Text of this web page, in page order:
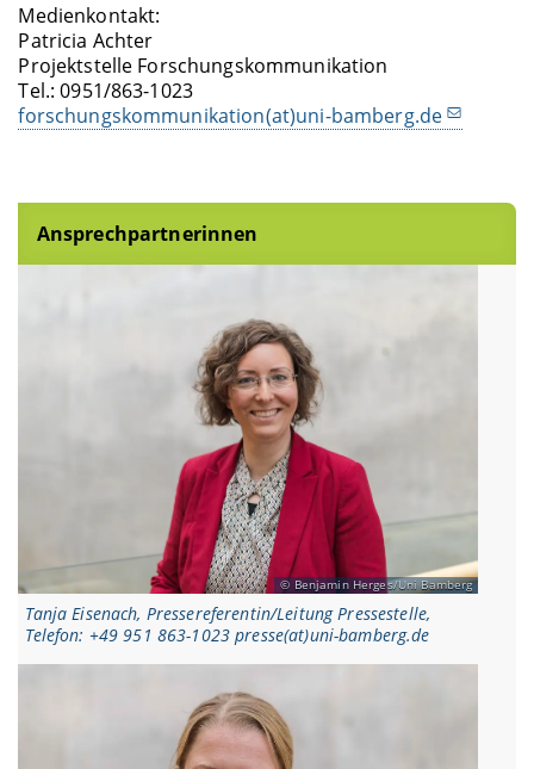
Medienkontakt:
Patricia Achter
Projektstelle Forschungskommunikation
Tel.: 0951/863-1023
forschungskommunikation(at)uni-bamberg.de
Ansprechpartnerinnen
Benjamin Herges/Uni Bamberg
Tanja Eisenach, Pressereferentin/Leitung Pressestelle,
Telefon: +49 951 863-1023 presse(at)uni-bamberg.de